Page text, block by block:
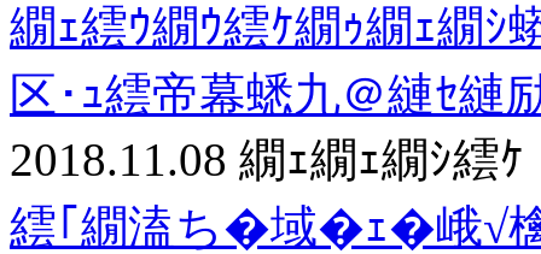
繝ｪ繧ｳ繝ｳ繧ｹ繝ｩ繝ｪ繝ｼ
区･ｭ繧帝幕蟋九＠縺ｾ
2018.11.08 繝ｪ繝ｪ繝ｼ繧ｹ
繧｢繝溘ち�域�ｪ�峨